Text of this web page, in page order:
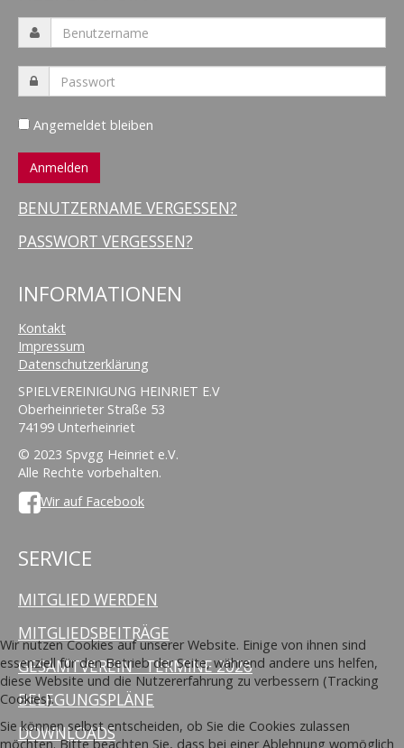
Angemeldet bleiben
BENUTZERNAME VERGESSEN?
PASSWORT VERGESSEN?
INFORMATIONEN
Kontakt
Impressum
Datenschutzerklärung
SPIELVEREINIGUNG HEINRIET E.V
Oberheinrieter Straße 53
74199 Unterheinriet
© 2023 Spvgg Heinriet e.V.
Alle Rechte vorbehalten.
Wir auf Facebook
SERVICE
MITGLIED WERDEN
MITGLIEDSBEITRÄGE
GESAMTVEREIN - TERMINE 2026
BELEGUNGSPLÄNE
DOWNLOADS
Wir nutzen Cookies auf unserer Website. Einige von ihnen sind
essenziell für den Betrieb der Seite, während andere uns helfen,
diese Website und die Nutzererfahrung zu verbessern (Tracking
Cookies).
Sie können selbst entscheiden, ob Sie die Cookies zulassen
möchten. Bitte beachten Sie, dass bei einer Ablehnung womöglich